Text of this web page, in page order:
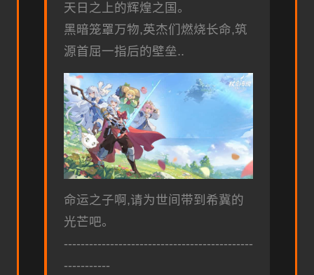
天日之上的辉煌之国。
黑暗笼罩万物,英杰们燃烧长命,筑
源首屈一指后的壁垒..
命运之子啊,请为世间带到希冀的
光芒吧。
---------------------------------------------
-----------